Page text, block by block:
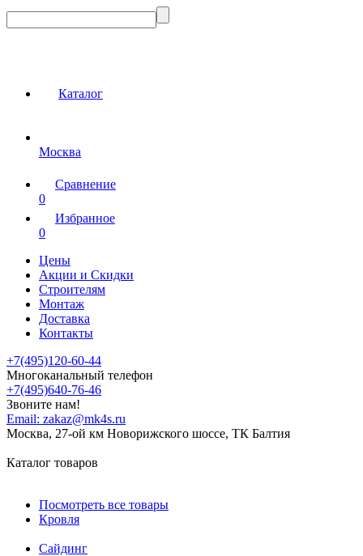
Каталог
Москва
Сравнение
0
Избранное
0
Цены
Акции и Скидки
Строителям
Монтаж
Доставка
Контакты
+7(495)120-60-44
Многоканальный телефон
+7(495)640-76-46
Звоните нам!
Email: zakaz@mk4s.ru
Москва, 27-ой км Новорижского шоссе, ТК Балтия
Каталог товаров
Посмотреть все товары
Кровля
Сайдинг